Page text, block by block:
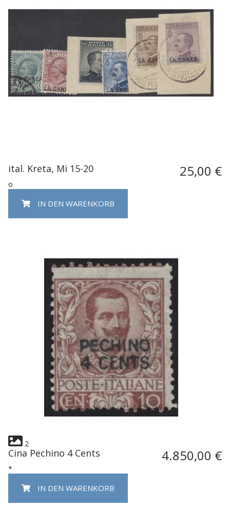
ital. Kreta, Mi 15-20 25,00 €
o
IN DEN WARENKORB
2
Cina Pechino 4 Cents 4.850,00 €
*
IN DEN WARENKORB